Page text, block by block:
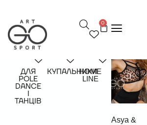
р
е
й
м
0
ДЛЯ
POLE
DANCE
І
ТАНЦІВ
КУПАЛЬНИКИ
HOME
LINE
Asya &